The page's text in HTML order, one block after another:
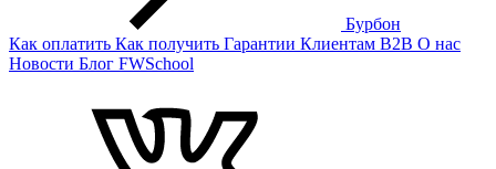
Бурбон
Как оплатить Как получить Гарантии Клиентам B2B О нас
Новости Блог FWSchool